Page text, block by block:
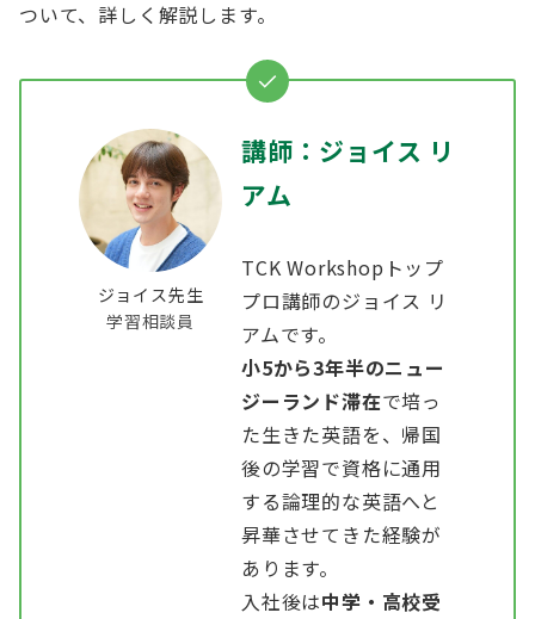
ついて、詳しく解説します。
ジョイス先生
学習相談員
講師：ジョイス リ
アム
TCK Workshopトップ
プロ講師のジョイス リ
アムです。
小5から3年半のニュー
ジーランド滞在で培っ
た生きた英語を、帰国
後の学習で資格に通用
する論理的な英語へと
昇華させてきた経験が
あります。
入社後は中学・高校受